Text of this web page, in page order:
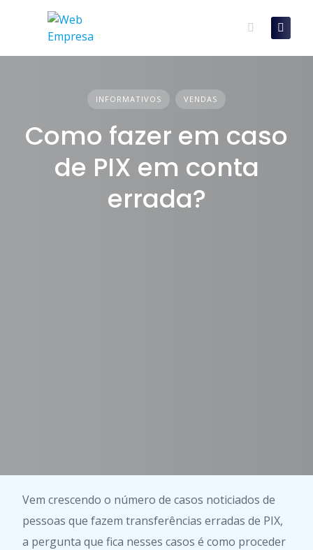
INFORMATIVOS VENDAS
Como fazer em caso
de PIX em conta
errada?
Vem crescendo o número de casos noticiados de
pessoas que fazem transferências erradas de PIX,
a pergunta que fica nesses casos é como proceder